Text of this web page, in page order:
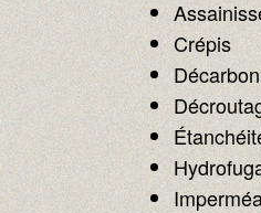
Crépis